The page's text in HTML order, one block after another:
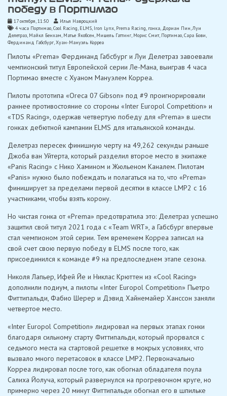
победу в Портимао
17 октября, 11:50
Илья Навроцкий
4 часа Портимао,Cool Racing, ELMS, Iron Lynx, Prema Racing, гонка, Дориан Пин,Луи
Делетраз, Майкл Бенхам, Матье Якобсен, Мишель Гаттинг, Морис Смит, Портимао,Сара Бови
Фердинанд Габсбург,Хуан-Мануэль Корреа
Пилоты «Prema» Фердинанд Габсбург и Луи Делетраз завоевали
чемпионский титул Европейской серии Ле-Мана, выиграв 4 часа
Портимао вместе с Хуаном Мануэлем Корреа.
Пилоты прототипа «Oreca 07 Gibson» под #9 проигнорировали
раннее противостояние со стороны «Inter Europol Competition» и
«TDS Racing», одержав четвертую победу для «Prema» в шести
гонках дебютной кампании ELMS для итальянской команды.
Делетраз пересек финишную черту на 49,262 секунды раньше
Джоба ван Уйтерта, который разделил второе место в экипаже
«Panis Racing» с Нико Хамином и Жюльеном Каналем. Пилотам
«Panis» нужно было побеждать и полагаться на то, что «Prema»
финиширует за пределами первой десятки в классе LMP2 с 16
участниками, чтобы взять корону.
Но чистая гонка от «Prema» предотвратила это: Делетраз успешно
защитил свой титул 2021 года с «Team WRT», а Габсбург впервые
стал чемпионом этой серии. Тем временем Корреа записал на
свой счет свою первую победу в ELMS после того, как
присоединился к команде #9 на предпоследнем этапе сезона.
Николя Лапьер, Ифей Йе и Никлас Крюттен из «Cool Racing»
дополнили подиум, а пилоты «Inter Europol Competition» Пьетро
Фиттипальди, Фабио Шерер и Дэвид Хайнемайер Ханссон заняли
четвертое место.
«Inter Europol Competition» лидировал на первых этапах гонки
благодаря сильному старту Фиттипальди, который прорвался с
седьмого места на стартовой решетке в мокрых условиях, что
вызвало много перетасовок в классе LMP2. Первоначально
Корреа лидировал после того, как обогнал обладателя поула
Салиха Йолуча, который развернулся на прогревочном круге, но
примерно через 20 минут Фиттипальди обогнал его в шпильке